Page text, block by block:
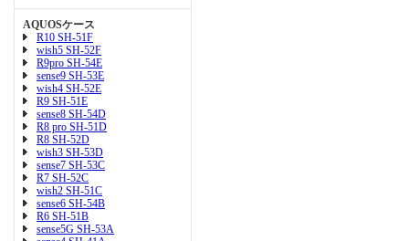
AQUOSケース
R10 SH-51F
wish5 SH-52F
R9pro SH-54E
sense9 SH-53E
wish4 SH-52E
R9 SH-51E
sense8 SH-54D
R8 pro SH-51D
R8 SH-52D
wish3 SH-53D
sense7 SH-53C
R7 SH-52C
wish2 SH-51C
sense6 SH-54B
R6 SH-51B
sense5G SH-53A